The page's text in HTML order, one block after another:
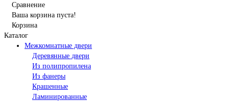
Сравнение
Ваша корзина пуста!
Корзина
Каталог
Межкомнатные двери
Деревянные двери
Из полипропилена
Из фанеры
Крашенные
Ламинированные